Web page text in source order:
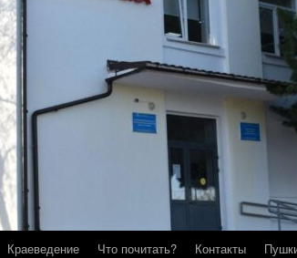
Краеведение Что почитать? Контакты